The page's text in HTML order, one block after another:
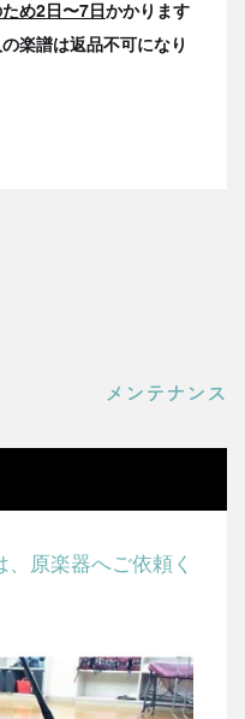
め2日〜7日かかります
楽譜は返品不可になり
メンテナンス
原楽器へご依頼く